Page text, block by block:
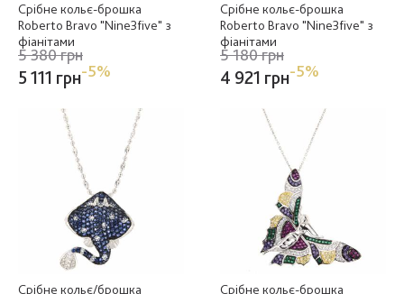
Срібне кольє-брошка
Roberto Bravo "Nine3five" з
фіанітами
5 380 грн
5 111 грн-5%
Срібне кольє-брошка
Roberto Bravo "Nine3five" з
фіанітами
5 180 грн
4 921 грн-5%
Срібне кольє/брошка
Срібне кольє-брошка